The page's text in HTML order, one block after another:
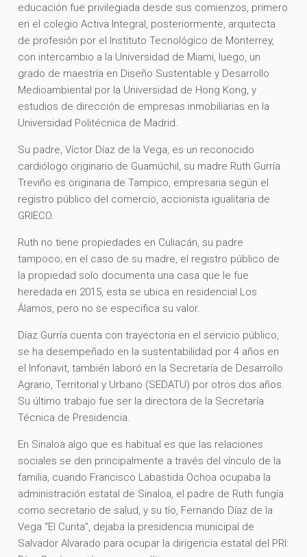
educación fue privilegiada desde sus comienzos, primero
en el colegio Activa Integral, posteriormente, arquitecta
de profesión por el Instituto Tecnológico de Monterrey,
con intercambio a la Universidad de Miami, luego, un
grado de maestría en Diseño Sustentable y Desarrollo
Medioambiental por la Universidad de Hong Kong, y
estudios de dirección de empresas inmobiliarias en la
Universidad Politécnica de Madrid.
Su padre, Víctor Díaz de la Vega, es un reconocido
cardiólogo originario de Guamúchil, su madre Ruth Gurría
Treviño es originaria de Tampico, empresaria según el
registro público del comercio, accionista igualitaria de
GRIECO.
Ruth no tiene propiedades en Culiacán, su padre
tampoco; en el caso de su madre, el registro público de
la propiedad solo documenta una casa que le fue
heredada en 2015, esta se ubica en residencial Los
Álamos, pero no se especifica su valor.
Díaz Gurría cuenta con trayectoria en el servicio público,
se ha desempeñado en la sustentabilidad por 4 años en
el Infonavit, también laboró en la Secretaría de Desarrollo
Agrario, Territorial y Urbano (SEDATU) por otros dos años.
Su último trabajo fue ser la directora de la Secretaría
Técnica de Presidencia.
En Sinaloa algo que es habitual es que las relaciones
sociales se den principalmente a través del vínculo de la
familia, cuando Francisco Labastida Ochoa ocupaba la
administración estatal de Sinaloa, el padre de Ruth fungía
como secretario de salud, y su tío, Fernando Díaz de la
Vega “El Curita”, dejaba la presidencia municipal de
Salvador Alvarado para ocupar la dirigencia estatal del PRI: